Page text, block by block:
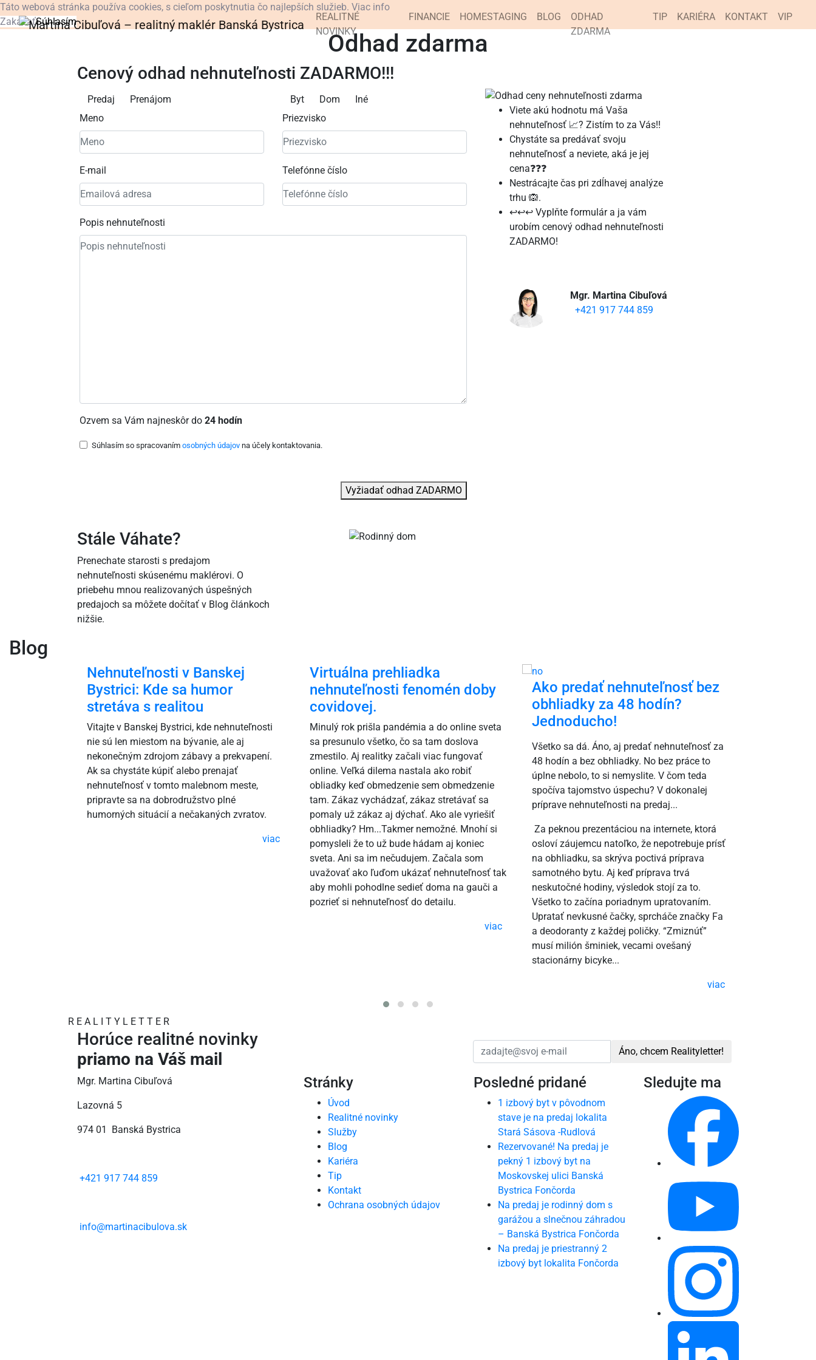
Táto webová stránka používa cookies, s cieľom poskytnutia čo najlepších služieb. Viac info
ZakázaťSúhlasím
REALITNÉ
NOVINKY
FINANCIE HOMESTAGING BLOG
ODHAD
ZDARMA
TIP KARIÉRA KONTAKT VIP
Odhad zdarma
Cenový odhad nehnuteľnosti ZADARMO!!!
Predaj Prenájom Byt Dom
Iné
Meno
Priezvisko
E-mail Telefónne číslo
Popis nehnuteľnosti
Ozvem sa Vám najneskôr do 24 hodín
Súhlasím so spracovaním osobných údajovna účely kontaktovania.
Vyžiadať odhad ZADARMO
Viete akú hodnotu má Vaša
nehnuteľnosť 📈? Zistím to za Vás!!
Chystáte sa predávať svoju
nehnuteľnosť a neviete, aká je jej
cena❓❓❓
Nestrácajte čas pri zdĺhavej analýze
trhu 🙉.
↩️↩️↩️ Vyplňte formulár a ja vám
urobím cenový odhad nehnuteľnosti
ZADARMO!
Mgr. Martina Cibuľová
+421 917 744 859
Stále Váhate?
Prenechate starosti s predajom
nehnuteľnosti skúsenému maklérovi. O
priebehu mnou realizovaných úspešných
predajoch sa môžete dočítať v Blog článkoch
nižšie.
Blog
Nehnuteľnosti v Banskej
Bystrici: Kde sa humor
stretáva s realitou
Vitajte v Banskej Bystrici, kde nehnuteľnosti
nie sú len miestom na bývanie, ale aj
nekonečným zdrojom zábavy a prekvapení.
Ak sa chystáte kúpiť alebo prenajať
nehnuteľnosť v tomto malebnom meste,
pripravte sa na dobrodružstvo plné
humorných situácií a nečakaných zvratov.
viac
Virtuálna prehliadka
nehnuteľnosti fenomén doby
covidovej.
Minulý rok prišla pandémia a do online sveta
sa presunulo všetko, čo sa tam doslova
zmestilo. Aj realitky začali viac fungovať
online. Veľká dilema nastala ako robiť
obliadky keď obmedzenie sem obmedzenie
tam. Zákaz vychádzať, zákaz stretávať sa
pomaly už zákaz aj dýchať. Ako ale vyriešiť
obhliadky? Hm...Takmer nemožné. Mnohí si
pomysleli že to už bude hádam aj koniec
sveta. Ani sa im nečudujem. Začala som
uvažovať ako ľuďom ukázať nehnuteľnosť tak
aby mohli pohodlne sedieť doma na gauči a
pozrieť si nehnuteľnosť do detailu.
viac
Ako predať nehnuteľnosť bez
obhliadky za 48 hodín?
Jednoducho!
Všetko sa dá. Áno, aj predať nehnuteľnosť za
48 hodín a bez obhliadky. No bez práce to
úplne nebolo, to si nemyslite. V čom teda
spočíva tajomstvo úspechu? V dokonalej
príprave nehnuteľnosti na predaj...
Za peknou prezentáciou na internete, ktorá
osloví záujemcu natoľko, že nepotrebuje prísť
na obhliadku, sa skrýva poctivá príprava
samotného bytu. Aj keď príprava trvá
neskutočné hodiny, výsledok stojí za to.
Všetko to začína poriadnym upratovaním.
Upratať nevkusné čačky, sprcháče značky Fa
a deodoranty z každej poličky. “Zmiznúť”
musí milión šminiek, vecami ovešaný
stacionárny bicyke...
viac
R E A L I T Y L E T T E R
Horúce realitné novinky
priamo na Váš mail
Áno, chcem Realityletter!
Mgr. Martina Cibuľová
Lazovná 5
974 01 Banská Bystrica
+421 917 744 859
info@martinacibulova.sk
Stránky
Úvod
Realitné novinky
Služby
Blog
Kariéra
Tip
Kontakt
Ochrana osobných údajov
Posledné pridané
1 izbový byt v pôvodnom
stave je na predaj lokalita
Stará Sásova -Rudlová
Rezervované! Na predaj je
pekný 1 izbový byt na
Moskovskej ulici Banská
Bystrica Fončorda
Na predaj je rodinný dom s
garážou a slnečnou záhradou
– Banská Bystrica Fončorda
Na predaj je priestranný 2
izbový byt lokalita Fončorda
Sledujte ma